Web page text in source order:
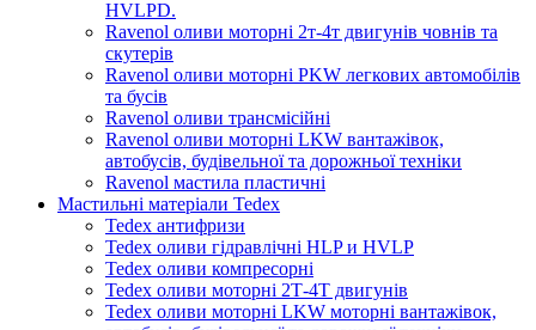
HVLPD.
Ravenol оливи моторні 2т-4т двигунів човнів та
скутерів
Ravenol оливи моторні PKW легкових автомобілів
та бусів
Ravenol оливи трансмісійні
Ravenol оливи моторні LKW вантажівок,
автобусів, будівельної та дорожньої техніки
Ravenol мастила пластичні
Мастильні матеріали Tedex
Tedex антифризи
Tedex оливи гідравлічні HLP и HVLP
Tedex оливи компресорні
Tedex оливи моторні 2Т-4Т двигунів
Tedex оливи моторні LKW моторні вантажівок,